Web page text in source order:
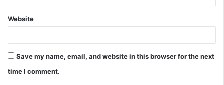
Website
Save my name, email, and website in this browser for the next
time I comment.